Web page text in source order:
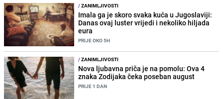
/ZANIMLJIVOSTI
Imala ga je skoro svaka kuća u Jugoslaviji:
Danas ovaj luster vrijedi i nekoliko hiljada
eura
PRIJE OKO 5H
/ZANIMLJIVOSTI
Nova ljubavna priča je na pomolu: Ova 4
znaka Zodijaka čeka poseban august
PRIJE 1 DAN